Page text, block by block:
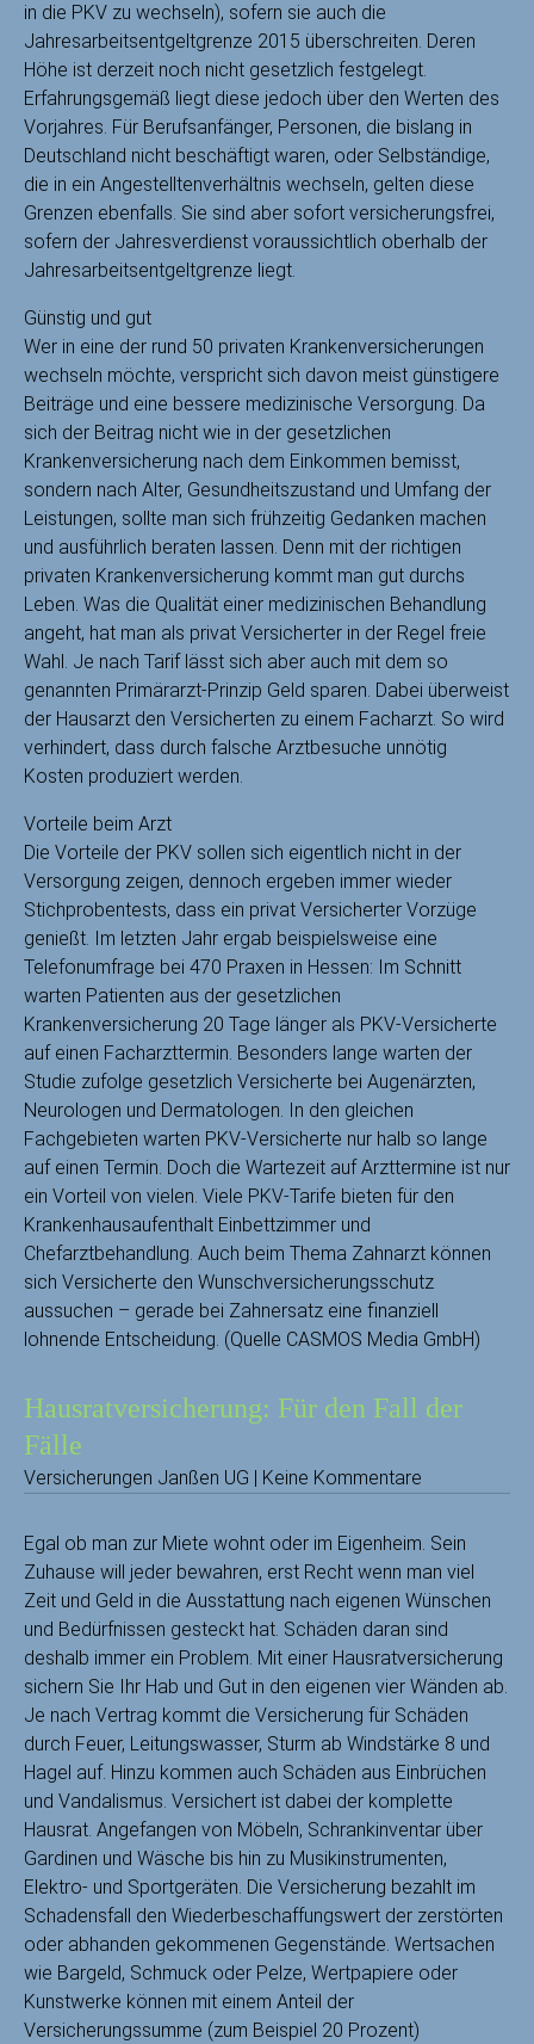
in die PKV zu wechseln), sofern sie auch die
Jahresarbeitsentgeltgrenze 2015 überschreiten. Deren
Höhe ist derzeit noch nicht gesetzlich festgelegt.
Erfahrungsgemäß liegt diese jedoch über den Werten des
Vorjahres. Für Berufsanfänger, Personen, die bislang in
Deutschland nicht beschäftigt waren, oder Selbständige,
die in ein Angestelltenverhältnis wechseln, gelten diese
Grenzen ebenfalls. Sie sind aber sofort versicherungsfrei,
sofern der Jahresverdienst voraussichtlich oberhalb der
Jahresarbeitsentgeltgrenze liegt.
Günstig und gut
Wer in eine der rund 50 privaten Krankenversicherungen
wechseln möchte, verspricht sich davon meist günstigere
Beiträge und eine bessere medizinische Versorgung. Da
sich der Beitrag nicht wie in der gesetzlichen
Krankenversicherung nach dem Einkommen bemisst,
sondern nach Alter, Gesundheitszustand und Umfang der
Leistungen, sollte man sich frühzeitig Gedanken machen
und ausführlich beraten lassen. Denn mit der richtigen
privaten Krankenversicherung kommt man gut durchs
Leben. Was die Qualität einer medizinischen Behandlung
angeht, hat man als privat Versicherter in der Regel freie
Wahl. Je nach Tarif lässt sich aber auch mit dem so
genannten Primärarzt-Prinzip Geld sparen. Dabei überweist
der Hausarzt den Versicherten zu einem Facharzt. So wird
verhindert, dass durch falsche Arztbesuche unnötig
Kosten produziert werden.
Vorteile beim Arzt
Die Vorteile der PKV sollen sich eigentlich nicht in der
Versorgung zeigen, dennoch ergeben immer wieder
Stichprobentests, dass ein privat Versicherter Vorzüge
genießt. Im letzten Jahr ergab beispielsweise eine
Telefonumfrage bei 470 Praxen in Hessen: Im Schnitt
warten Patienten aus der gesetzlichen
Krankenversicherung 20 Tage länger als PKV-Versicherte
auf einen Facharzttermin. Besonders lange warten der
Studie zufolge gesetzlich Versicherte bei Augenärzten,
Neurologen und Dermatologen. In den gleichen
Fachgebieten warten PKV-Versicherte nur halb so lange
auf einen Termin. Doch die Wartezeit auf Arzttermine ist nur
ein Vorteil von vielen. Viele PKV-Tarife bieten für den
Krankenhausaufenthalt Einbettzimmer und
Chefarztbehandlung. Auch beim Thema Zahnarzt können
sich Versicherte den Wunschversicherungsschutz
aussuchen – gerade bei Zahnersatz eine finanziell
lohnende Entscheidung. (Quelle CASMOS Media GmbH)
Hausratversicherung: Für den Fall der
Fälle
Versicherungen Janßen UG | Keine Kommentare
Egal ob man zur Miete wohnt oder im Eigenheim. Sein
Zuhause will jeder bewahren, erst Recht wenn man viel
Zeit und Geld in die Ausstattung nach eigenen Wünschen
und Bedürfnissen gesteckt hat. Schäden daran sind
deshalb immer ein Problem. Mit einer Hausratversicherung
sichern Sie Ihr Hab und Gut in den eigenen vier Wänden ab.
Je nach Vertrag kommt die Versicherung für Schäden
durch Feuer, Leitungswasser, Sturm ab Windstärke 8 und
Hagel auf. Hinzu kommen auch Schäden aus Einbrüchen
und Vandalismus. Versichert ist dabei der komplette
Hausrat. Angefangen von Möbeln, Schrankinventar über
Gardinen und Wäsche bis hin zu Musikinstrumenten,
Elektro- und Sportgeräten. Die Versicherung bezahlt im
Schadensfall den Wiederbeschaffungswert der zerstörten
oder abhanden gekommenen Gegenstände. Wertsachen
wie Bargeld, Schmuck oder Pelze, Wertpapiere oder
Kunstwerke können mit einem Anteil der
Versicherungssumme (zum Beispiel 20 Prozent)